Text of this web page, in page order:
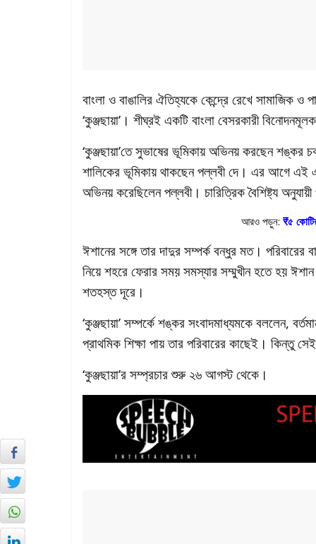
বাংলা ও বাঙালির ঐতিহ্যকে কেন্দ্রে রেখে সামাজিক ও
‘কুঞ্জছায়া’। শীঘ্রই একটি বাংলা বেসরকারী
‘কুঞ্জছায়া’তে সুভাষের ভূমিকায় অভিনয় করছেন শঙ্কর
শালিকের ভূমিকায় থাকছেন পল্লবী দে। এর আগে এই
অভিনয় করেছিলেন পল্লবী। চারিত্রিক বৈশিষ্ট্য
আরও পড়ুন: ₹৫
ঈশানের সঙ্গে তার দাদুর সম্পর্ক বন্ধুর মত।
নিয়ে শহরে ফেরার সময় সমস্যার সম্মুখীন হতে হয়
শতহস্ত দূরে।
‘কুঞ্জছায়া’ সম্পর্কে শঙ্কর সংবাদমাধ্যমকে বললেন,
প্রাথমিক শিক্ষা পায় তার পরিবারের কাছেই। কিন্তু
‘কুঞ্জছায়া’র সম্প্রচার শুরু ২৬ আগস্ট থেকে।